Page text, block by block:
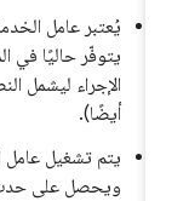
يُعتبر عامل الخدمة
يتوفّر حاليًا في
الإجراء ليشمل
أيضًا).
يتم تشغيل عامل
ويحصل على حدث